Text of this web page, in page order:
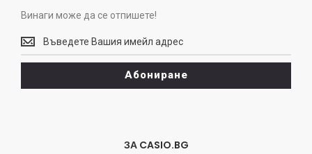
Винаги може да се отпишете!
Винаги
може
да
отпишете!
Абониране
ЗА CASIO.BG